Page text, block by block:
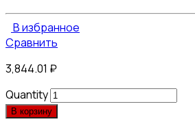
В избранное
Сравнить
3,844.01 ₽
Quantity
В корзину